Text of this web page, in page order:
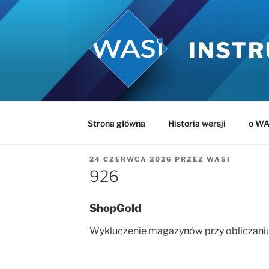
Przejdź
do
Strona główna Historia wersji o
OPUBLIKOWANE
W
24 CZERWCA 2026 PRZEZ WASI
926
ShopGold
Wykluczenie magazynów przy